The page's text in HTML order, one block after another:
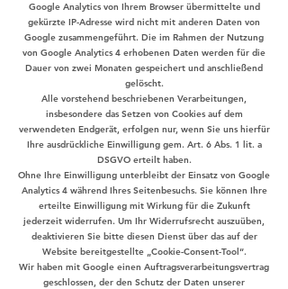
Google Analytics von Ihrem Browser übermittelte und
gekürzte IP-Adresse wird nicht mit anderen Daten von
Google zusammengeführt. Die im Rahmen der Nutzung
von Google Analytics 4 erhobenen Daten werden für die
Dauer von zwei Monaten gespeichert und anschließend
gelöscht.
Alle vorstehend beschriebenen Verarbeitungen,
insbesondere das Setzen von Cookies auf dem
verwendeten Endgerät, erfolgen nur, wenn Sie uns hierfür
Ihre ausdrückliche Einwilligung gem. Art. 6 Abs. 1 lit. a
DSGVO erteilt haben.
Ohne Ihre Einwilligung unterbleibt der Einsatz von Google
Analytics 4 während Ihres Seitenbesuchs. Sie können Ihre
erteilte Einwilligung mit Wirkung für die Zukunft
jederzeit widerrufen. Um Ihr Widerrufsrecht auszuüben,
deaktivieren Sie bitte diesen Dienst über das auf der
Website bereitgestellte „Cookie-Consent-Tool“.
Wir haben mit Google einen Auftragsverarbeitungsvertrag
geschlossen, der den Schutz der Daten unserer